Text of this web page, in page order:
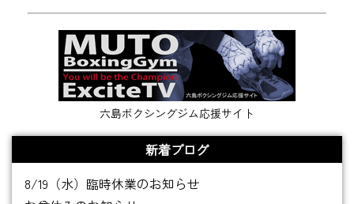
六島ボクシングジム応援サイト
新着ブログ
8/19（水）臨時休業のお知らせ